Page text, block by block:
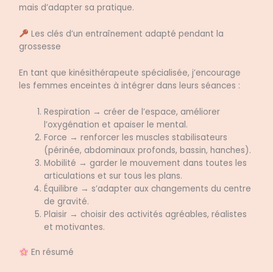
mais d’adapter sa pratique.
Les clés d’un entraînement adapté pendant la
grossesse
En tant que kinésithérapeute spécialisée, j’encourage
les femmes enceintes à intégrer dans leurs séances :
Respiration → créer de l’espace, améliorer
l’oxygénation et apaiser le mental.
Force → renforcer les muscles stabilisateurs
(périnée, abdominaux profonds, bassin, hanches).
Mobilité → garder le mouvement dans toutes les
articulations et sur tous les plans.
Équilibre → s’adapter aux changements du centre
de gravité.
Plaisir → choisir des activités agréables, réalistes
et motivantes.
En résumé